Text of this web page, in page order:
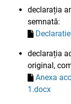
declarația
semnată:
declarația
original,
Anexa
1.docx